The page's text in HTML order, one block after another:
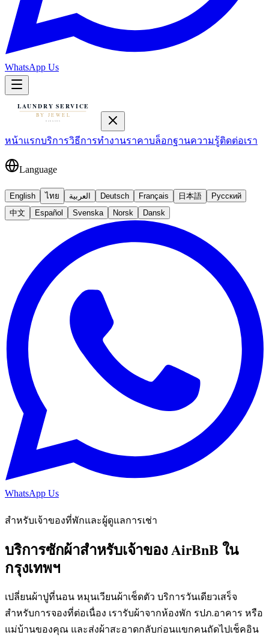
WhatsApp Us
หน้าแรกบริการวิธีการทำงานราคาบล็อกฐานความรู้ติดต่อเรา
Language
English ไทย العربية Deutsch Français 日本語
Русский
中文
Español Svenska Norsk Dansk
WhatsApp Us
สำหรับเจ้าของที่พักและผู้ดูแลการเช่า
บริการซักผ้าสำหรับเจ้าของ AirBnB ใน
กรุงเทพฯ
เปลี่ยนผ้าปูที่นอน หมุนเวียนผ้าเช็ดตัว บริการวันเดียวเสร็จ
สำหรับการจองที่ต่อเนื่อง เรารับผ้าจากห้องพัก รปภ.อาคาร หรือ
แม่บ้านของคุณ และส่งผ้าสะอาดกลับก่อนแขกคนถัดไปเช็คอิน